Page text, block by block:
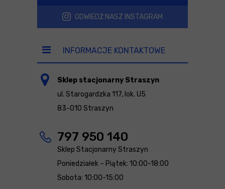
ODWIEDŹ NASZ INSTAGRAM
INFORMACJE KONTAKTOWE
Sklep stacjonarny Straszyn
ul. Starogardzka 117, lok. U5
83-010 Straszyn
797 950 140
Sklep Stacjonarny Straszyn
Poniedziałek – Piątek: 10:00-18:00
Sobota: 10:00-15:00